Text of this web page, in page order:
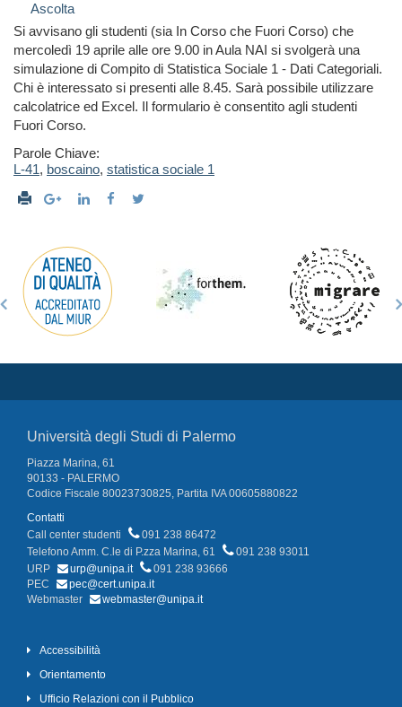
Ascolta
Si avvisano gli studenti (sia In Corso che Fuori Corso) che
mercoledì 19 aprile alle ore 9.00 in Aula NAI si svolgerà una
simulazione di Compito di Statistica Sociale 1 - Dati Categoriali.
Chi è interessato si presenti alle 8.45. Sarà possibile utilizzare
calcolatrice ed Excel. Il formulario è consentito agli studenti
Fuori Corso.
Parole Chiave:
L-41, boscaino, statistica sociale 1
Università degli Studi di Palermo
Piazza Marina, 61
90133 - PALERMO
Codice Fiscale 80023730825, Partita IVA 00605880822
Contatti
Call center studenti
091 238 86472
Telefono Amm. C.le di P.zza Marina, 61
091 238 93011
URP
urp@unipa.it
091 238 93666
PEC
pec@cert.unipa.it
Webmaster
webmaster@unipa.it
Accessibilità
Orientamento
Ufficio Relazioni con il Pubblico